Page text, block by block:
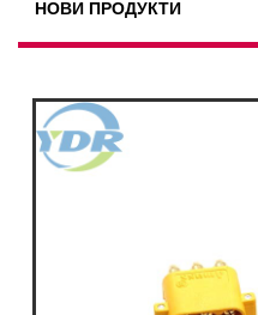
НОВИ ПРОДУКТИ